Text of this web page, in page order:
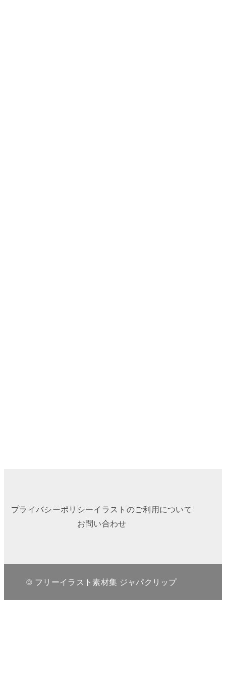
プライバシーポリシーイラストのご利用について
お問い合わせ
© フリーイラスト素材集 ジャパクリップ